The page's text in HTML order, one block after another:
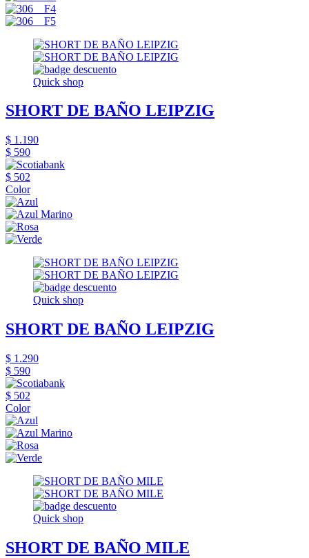
Quick shop
SHORT DE BAÑO LEIPZIG
$ 1.190
$ 590
$ 502
Color
Quick shop
SHORT DE BAÑO LEIPZIG
$ 1.290
$ 590
$ 502
Color
Quick shop
SHORT DE BAÑO MILE